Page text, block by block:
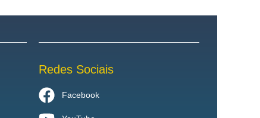
Redes Sociais
Facebook